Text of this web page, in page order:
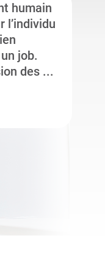
humain
l’individu
job.
des ...